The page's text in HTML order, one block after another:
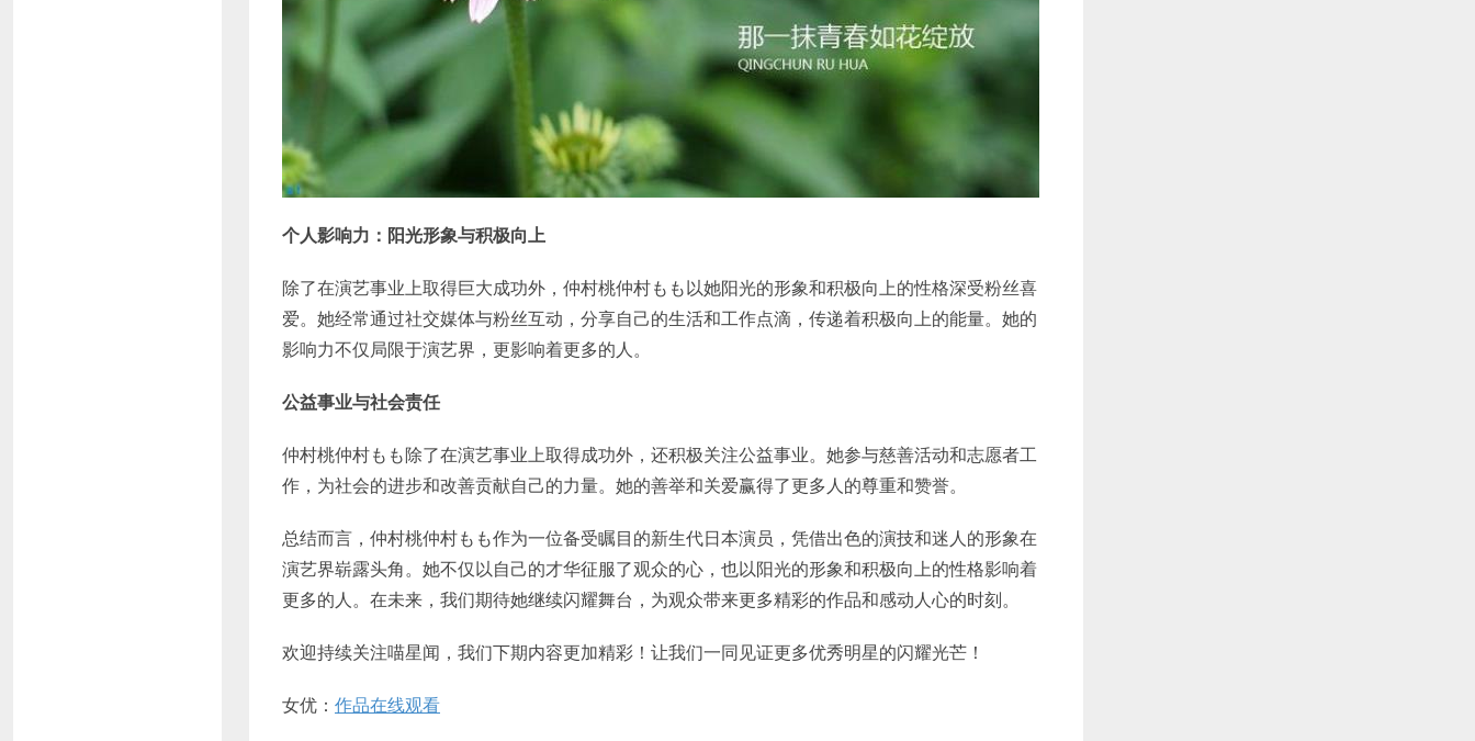
个人影响力：阳光形象与积极向上
除了在演艺事业上取得巨大成功外，仲村桃仲村もも以她阳光的形象和积极向上的性格深受粉丝喜
爱。她经常通过社交媒体与粉丝互动，分享自己的生活和工作点滴，传递着积极向上的能量。她的
影响力不仅局限于演艺界，更影响着更多的人。
公益事业与社会责任
仲村桃仲村もも除了在演艺事业上取得成功外，还积极关注公益事业。她参与慈善活动和志愿者工
作，为社会的进步和改善贡献自己的力量。她的善举和关爱赢得了更多人的尊重和赞誉。
总结而言，仲村桃仲村もも作为一位备受瞩目的新生代日本演员，凭借出色的演技和迷人的形象在
演艺界崭露头角。她不仅以自己的才华征服了观众的心，也以阳光的形象和积极向上的性格影响着
更多的人。在未来，我们期待她继续闪耀舞台，为观众带来更多精彩的作品和感动人心的时刻。
欢迎持续关注喵星闻，我们下期内容更加精彩！让我们一同见证更多优秀明星的闪耀光芒！
女优： 作品在线观看